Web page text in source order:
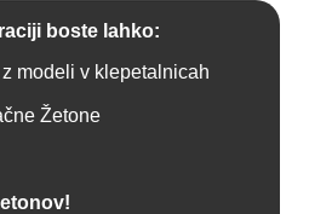
boste lahko:
modeli v klepetalnicah
Žetone